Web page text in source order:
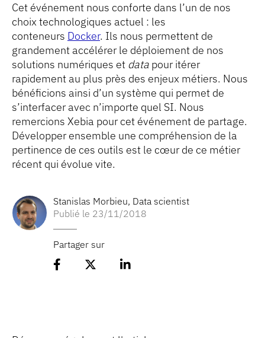
Cet événement nous conforte dans l’un de nos
choix technologiques actuel : les
conteneurs Docker. Ils nous permettent de
grandement accélérer le déploiement de nos
solutions numériques et data pour itérer
rapidement au plus près des enjeux métiers. Nous
bénéficions ainsi d’un système qui permet de
s’interfacer avec n’importe quel SI. Nous
remercions Xebia pour cet événement de partage.
Développer ensemble une compréhension de la
pertinence de ces outils est le cœur de ce métier
récent qui évolue vite.
Stanislas Morbieu, Data scientist
Publié le 23/11/2018
Partager sur
Partager l'article sur Facebook
Partager l'article sur 𝕏
Partager l'article sur